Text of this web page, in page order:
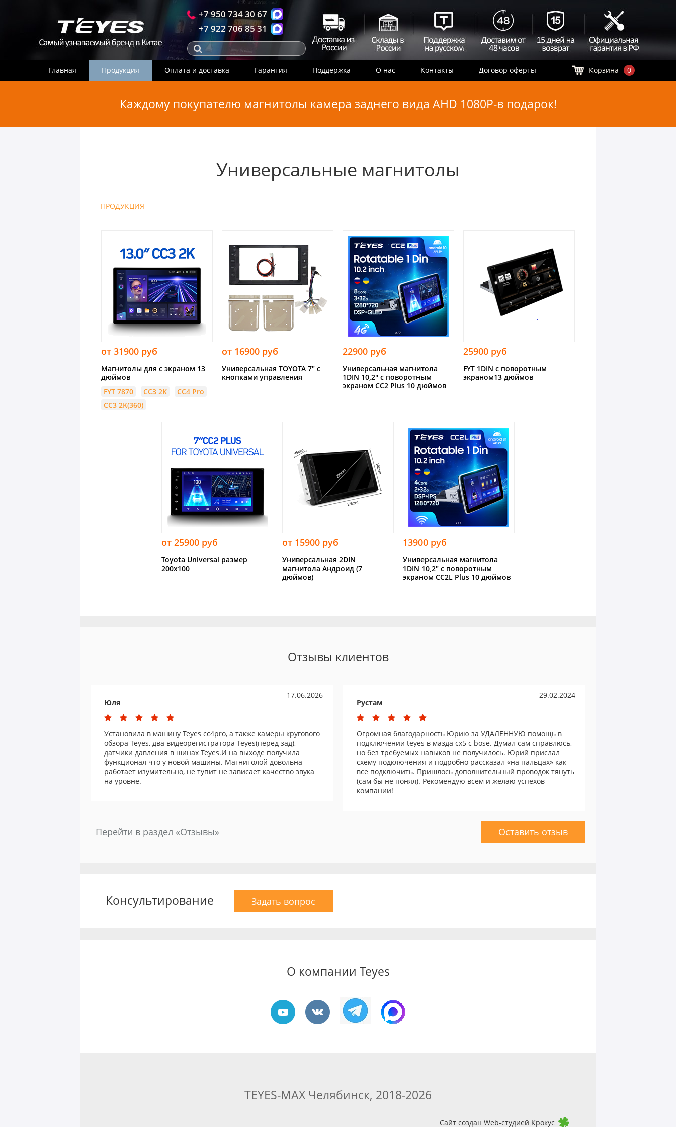
+7 950 734 30 67
+7 922 706 85 31
Главная Продукция Оплата и доставка Гарантия Поддержка О нас Контакты Договор оферты Корзина 0
Каждому покупателю магнитолы камера заднего вида AHD 1080P-в подарок!
Универсальные магнитолы
ПРОДУКЦИЯ
от 31900 руб
Магнитолы для с экраном 13
дюймов
FYT 7870
CC3 2K
CC4 Pro
CC3 2K(360)
от 16900 руб
Универсальная TOYOTA 7" с
кнопками управления
22900 руб
Универсальная магнитола
1DIN 10,2" с поворотным
экраном CC2 Plus 10 дюймов
25900 руб
FYT 1DIN с поворотным
экраном13 дюймов
от 25900 руб
Toyota Universal размер
200х100
от 15900 руб
Универсальная 2DIN
магнитола Андроид (7
дюймов)
13900 руб
Универсальная магнитола
1DIN 10,2" с поворотным
экраном CC2L Plus 10 дюймов
Отзывы клиентов
17.06.2026
Юля
Установила в машину Teyes cc4pro, а также камеры кругового
обзора Teyes, два видеорегистратора Teyes(перед зад),
датчики давления в шинах Teyes.И на выходе получила
функционал что у новой машины. Магнитолой довольна
работает изумительно, не тупит не зависает качество звука
на уровне.
29.02.2024
Рустам
Огромная благодарность Юрию за УДАЛЕННУЮ помощь в
подключении teyes в мазда cx5 с bose. Думал сам справлюсь,
но без требуемых навыков не получилось. Юрий прислал
схему подключения и подробно рассказал «на пальцах» как
все подключить. Пришлось дополнительный проводок тянуть
(сам бы не понял). Рекомендую всем и желаю успехов
компании!
Перейти в раздел «Отзывы» Оставить отзыв
Консультирование Задать вопрос
О компании Teyes
TEYES-MAX Челябинск, 2018-2026
Сайт создан Web-студией Крокус